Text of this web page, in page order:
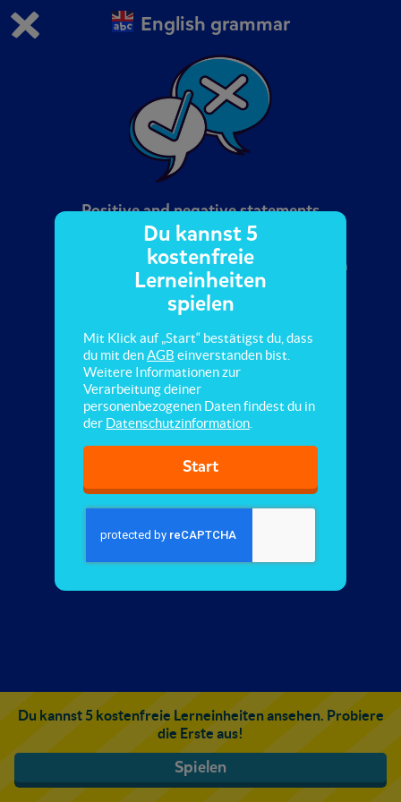
Du spielst die kostenfreie Testversion von scoyo.
Jetzt bestellen
0 1
English grammar
Positive and negative statements
Hier lernst du, Aussagen und Verneinungen im
Simple Past zu bilden!
Du kannst 5 kostenfreie Lerneinheiten ansehen. Probiere
die Erste aus!
Spielen
Du kannst 5
kostenfreie
Lerneinheiten
spielen
Mit Klick auf „Start“ bestätigst du, dass
du mit denAGB einverstanden bist.
Weitere Informationen zur
Verarbeitung deiner
personenbezogenen Daten findest du in
der Datenschutzinformation
Start